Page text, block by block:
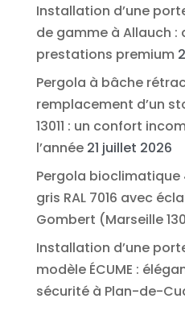
Installation d’une
de gamme à Allauch :
prestations premium
Pergola à bâche
remplacement d’un
13011 : un confort
l’année 21 juillet 2026
Pergola bioclimatique
gris RAL 7016 avec
Gombert (Marseille
Installation d’une
modèle ÉCUME :
sécurité à Plan-de-